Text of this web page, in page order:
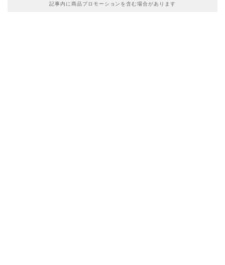
記事内に商品プロモーションを含む場合があります